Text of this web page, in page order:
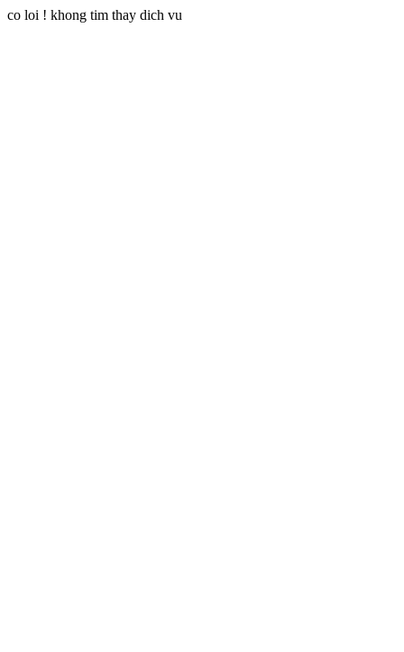
co loi ! khong tim thay dich vu